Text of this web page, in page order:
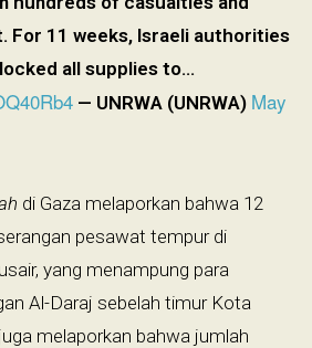
For 11 weeks, Israeli authorities
all supplies to…
— UNRWA (UNRWA) May
di Gaza melaporkan bahwa 12
pesawat tempur di
yang menampung para
Al-Daraj sebelah timur Kota
melaporkan bahwa jumlah